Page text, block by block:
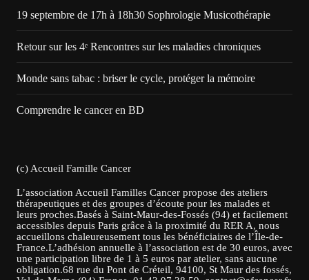
19 septembre de 17h à 18h30 Sophrologie Musicothérapie
Retour sur les 4ᵉ Rencontres sur les maladies chroniques
Monde sans tabac : briser le cycle, protéger la mémoire
Comprendre le cancer en BD
(c) Accueil Famille Cancer
L’association Accueil Familles Cancer propose des ateliers
thérapeutiques et des groupes d’écoute pour les malades et
leurs proches.Basés à Saint-Maur-des-Fossés (94) et facilement
accessibles depuis Paris grâce à la proximité du RER A, nous
accueillons chaleureusement tous les bénéficiaires de l’Île-de-
France.L’adhésion annuelle à l’association est de 30 euros, avec
une participation libre de 1 à 5 euros par atelier, sans aucune
obligation.68 rue du Pont de Créteil, 94100, St Maur des fossés,